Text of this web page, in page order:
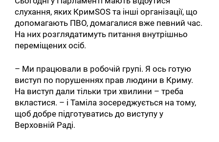
слухання, яких КримSOS та інші організації, що
допомагають ПВО, домагалися вже певний час.
На них розглядатимуть питання внутрішньо
переміщених осіб.
– Ми працювали в робочій групі. Я ось готую
виступ по порушеннях прав людини в Криму.
На виступ дали тільки три хвилини – треба
вкластися. – і Таміла зосереджується на тому,
щоб добре підготуватись до виступу у
Верховній Раді.